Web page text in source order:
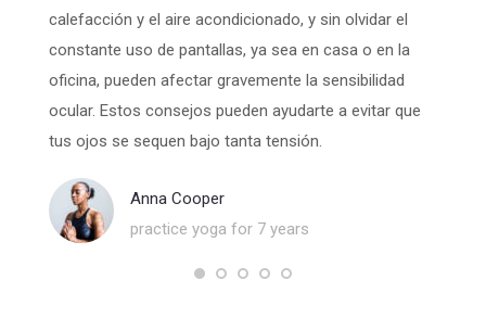
calefacción y el aire acondicionado, y sin olvidar el
constante uso de pantallas, ya sea en casa o en la
oficina, pueden afectar gravemente la sensibilidad
ocular. Estos consejos pueden ayudarte a evitar que
tus ojos se sequen bajo tanta tensión.
Anna Cooper
practice yoga for 7 years